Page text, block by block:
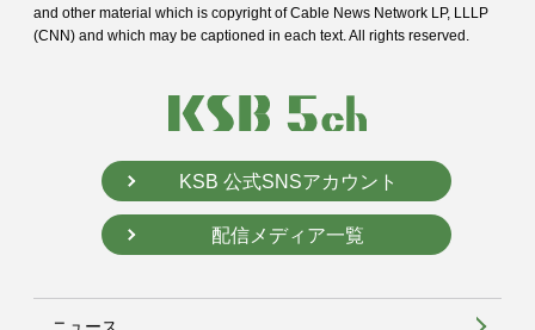
and other material which is copyright of Cable News Network LP, LLLP
(CNN) and which may be captioned in each text. All rights reserved.
KSB 公式SNSアカウント
配信メディア一覧